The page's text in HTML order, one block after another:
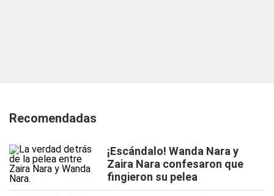
Recomendadas
¡Escándalo! Wanda Nara y
Zaira Nara confesaron que
fingieron su pelea